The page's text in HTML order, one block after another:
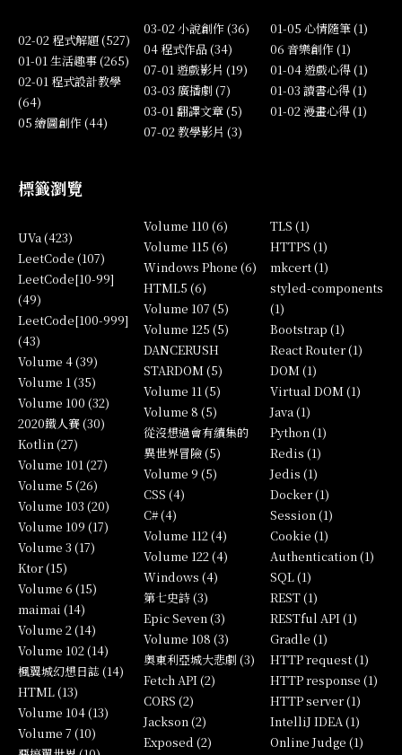
02-02 程式解題 (527)
01-01 生活趣事 (265)
02-01 程式設計教學
(64)
05 繪圖創作 (44)
03-02 小說創作 (36)
04 程式作品 (34)
07-01 遊戲影片 (19)
03-03 廣播劇 (7)
03-01 翻譯文章 (5)
07-02 教學影片 (3)
01-05 心情隨筆 (1)
06 音樂創作 (1)
01-04 遊戲心得 (1)
01-03 讀書心得 (1)
01-02 漫畫心得 (1)
標籤瀏覽
UVa (423)
LeetCode (107)
LeetCode[10-99]
(49)
LeetCode[100-999]
(43)
Volume 4 (39)
Volume 1 (35)
Volume 100 (32)
2020鐵人賽 (30)
Kotlin (27)
Volume 101 (27)
Volume 5 (26)
Volume 103 (20)
Volume 109 (17)
Volume 3 (17)
Ktor (15)
Volume 6 (15)
maimai (14)
Volume 2 (14)
Volume 102 (14)
楓翼城幻想日誌 (14)
HTML (13)
Volume 104 (13)
Volume 7 (10)
Volume 110 (6)
Volume 115 (6)
Windows Phone (6)
HTML5 (6)
Volume 107 (5)
Volume 125 (5)
DANCERUSH
STARDOM (5)
Volume 11 (5)
Volume 8 (5)
從沒想過會有續集的
異世界冒險 (5)
Volume 9 (5)
CSS (4)
C# (4)
Volume 112 (4)
Volume 122 (4)
Windows (4)
第七史詩 (3)
Epic Seven (3)
Volume 108 (3)
奧東利亞城大悲劇 (3)
Fetch API (2)
CORS (2)
Jackson (2)
Exposed (2)
TLS (1)
HTTPS (1)
mkcert (1)
styled-components
(1)
Bootstrap (1)
React Router (1)
DOM (1)
Virtual DOM (1)
Java (1)
Python (1)
Redis (1)
Jedis (1)
Docker (1)
Session (1)
Cookie (1)
Authentication (1)
SQL (1)
REST (1)
RESTful API (1)
Gradle (1)
HTTP request (1)
HTTP response (1)
HTTP server (1)
IntelliJ IDEA (1)
Online Judge (1)